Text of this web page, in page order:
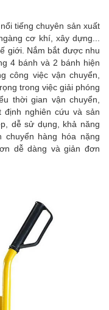
tiếng chuyên sản xuất
cơ khí, xây dựng...
giới. Nắm bắt được nhu
4 bánh và 2 bánh hiện
công việc vận chuyển,
trong việc giải phóng
thời gian vận chuyển,
định nghiên cứu và sản
dễ sử dụng, khả năng
hàng hóa nặng
dễ dàng và giản đơn